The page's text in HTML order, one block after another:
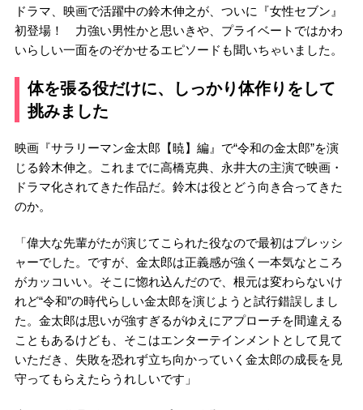
ドラマ、映画で活躍中の鈴木伸之が、ついに『女性セブン』
初登場！ 力強い男性かと思いきや、プライベートではかわ
いらしい一面をのぞかせるエピソードも聞いちゃいました。
体を張る役だけに、しっかり体作りをして
挑みました
映画『サラリーマン金太郎【暁】編』で“令和の金太郎”を演
じる鈴木伸之。これまでに高橋克典、永井大の主演で映画・
ドラマ化されてきた作品だ。鈴木は役とどう向き合ってきた
のか。
「偉大な先輩がたが演じてこられた役なので最初はプレッシ
ャーでした。ですが、金太郎は正義感が強く一本気なところ
がカッコいい。そこに惚れ込んだので、根元は変わらないけ
れど“令和”の時代らしい金太郎を演じようと試行錯誤しまし
た。金太郎は思いが強すぎるがゆえにアプローチを間違える
こともあるけども、そこはエンターテインメントとして見て
いただき、失敗を恐れず立ち向かっていく金太郎の成長を見
守ってもらえたらうれしいです」